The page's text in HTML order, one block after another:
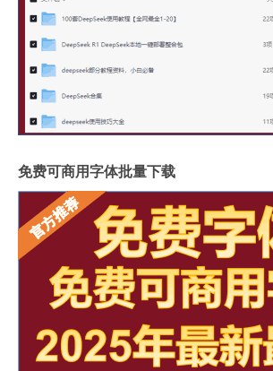
免费可商用字体批量下载